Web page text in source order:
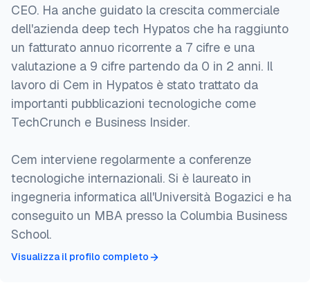
CEO. Ha anche guidato la crescita commerciale
dell'azienda deep tech Hypatos che ha raggiunto
un fatturato annuo ricorrente a 7 cifre e una
valutazione a 9 cifre partendo da 0 in 2 anni. Il
lavoro di Cem in Hypatos è stato trattato da
importanti pubblicazioni tecnologiche come
TechCrunch e Business Insider.
Cem interviene regolarmente a conferenze
tecnologiche internazionali. Si è laureato in
ingegneria informatica all'Università Bogazici e ha
conseguito un MBA presso la Columbia Business
School.
Visualizza il profilo completo